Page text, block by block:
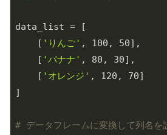
data_list = [
    [
'りんご' , 100 , 50],
    [
'バナナ' , 80 , 30],
    [
'オレンジ' , 120 , 70]
]
# データフレームに変換して列名を